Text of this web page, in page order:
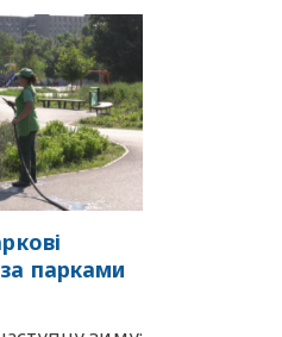
парками